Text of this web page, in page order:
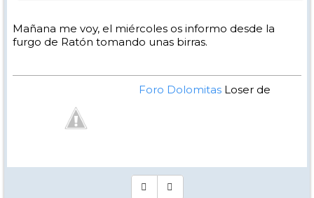
Mañana me voy, el miércoles os informo desde la
furgo de Ratón tomando unas birras.
Foro DolomitasLoser de